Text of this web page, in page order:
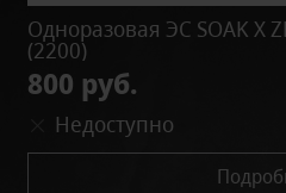
Одноразовая ЭС SOAK X
(2200)
800 руб.
Недоступно